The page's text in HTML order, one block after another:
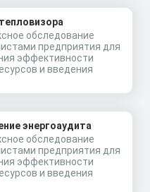
обследование
предприятия для
эффективности
и введения
энергоаудита
обследование
предприятия для
эффективности
и введения